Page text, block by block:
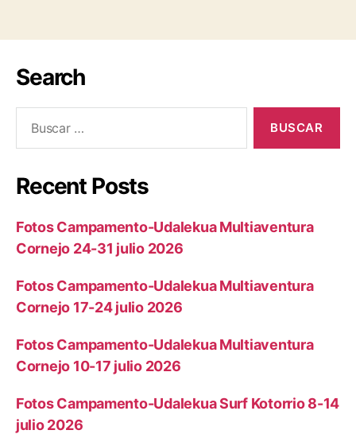
Search
Recent Posts
Fotos Campamento-Udalekua Multiaventura
Cornejo 24-31 julio 2026
Fotos Campamento-Udalekua Multiaventura
Cornejo 17-24 julio 2026
Fotos Campamento-Udalekua Multiaventura
Cornejo 10-17 julio 2026
Fotos Campamento-Udalekua Surf Kotorrio 8-14
julio 2026